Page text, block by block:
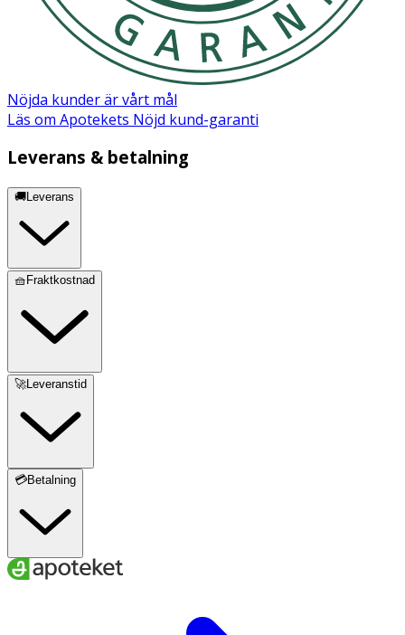
Nöjda kunder är vårt mål
Läs om Apotekets Nöjd kund-garanti
Leverans & betalning
🚚Leverans
🧺Fraktkostnad
🚀Leveranstid
💳Betalning